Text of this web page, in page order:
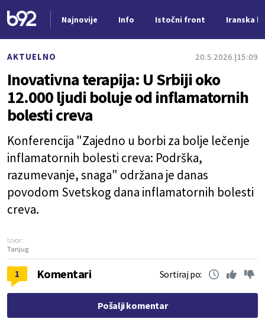
Najnovije Info Istočni front Iranska
AKTUELNO 20.5.2026. 15:09
Inovativna terapija: U Srbiji oko
12.000 ljudi boluje od inflamatornih
bolesti creva
Konferencija "Zajedno u borbi za bolje lečenje
inflamatornih bolesti creva: Podrška,
razumevanje, snaga" održana je danas
povodom Svetskog dana inflamatornih bolesti
creva.
Izvor:
Tanjug
1 Komentari Sortiraj po:
Pošalji komentar